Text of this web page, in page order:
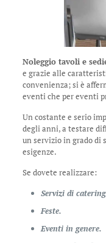
Noleggio tavoli e
e grazie alle
convenienza; si è
eventi che per eventi
Un costante e serio
degli anni, a testare
un servizio in grado di
esigenze.
Se dovete realizzare:
Servizi di
Feste.
Eventi in genere.